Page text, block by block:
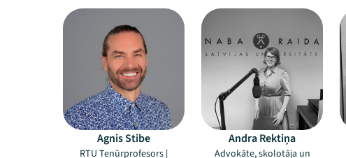
Agnis Stibe
RTU Tenūrprofesors |
Andra Rektiņa
Advokāte, skolotāja un